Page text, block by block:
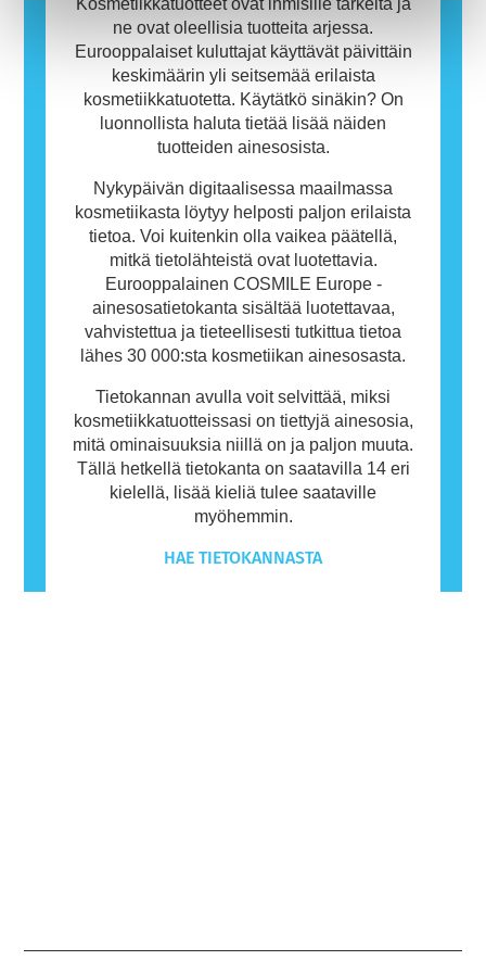
ne ovat oleellisia tuotteita arjessa.
Eurooppalaiset kuluttajat käyttävät päivittäin
keskimäärin yli seitsemää erilaista
kosmetiikkatuotetta. Käytätkö sinäkin? On
luonnollista haluta tietää lisää näiden
tuotteiden ainesosista.
Nykypäivän digitaalisessa maailmassa
kosmetiikasta löytyy helposti paljon erilaista
tietoa. Voi kuitenkin olla vaikea päätellä,
mitkä tietolähteistä ovat luotettavia.
Eurooppalainen COSMILE Europe -
ainesosatietokanta sisältää luotettavaa,
vahvistettua ja tieteellisesti tutkittua tietoa
lähes 30 000:sta kosmetiikan ainesosasta.
Tietokannan avulla voit selvittää, miksi
kosmetiikkatuotteissasi on tiettyjä ainesosia,
mitä ominaisuuksia niillä on ja paljon muuta.
Tällä hetkellä tietokanta on saatavilla 14 eri
kielellä, lisää kieliä tulee saataville
myöhemmin.
HAE TIETOKANNASTA